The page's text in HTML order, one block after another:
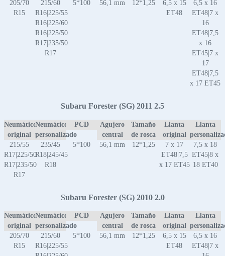
205/70
R15
215/60
R16|225/55
R16|225/60
R16|225/50
R17|235/50
R17
5*100 56,1 mm 12*1,25
6,5 x 15
ET48
6,5 x 16
ET48|7 x
16
ET48|7,5
x 16
ET45|7 x
17
ET48|7,5
x 17 ET45
Subaru Forester (SG) 2011 2.5
Neumático
original
Neumático
personalizado
PCD
Agujero
central
Tamaño
de rosca
Llanta
original
Llanta
215/55
R17|225/50
R17|235/50
R17
235/45
R18|245/45
R18
5*100 56,1 mm 12*1,25
7 x 17
ET48|7,5
x 17 ET45
7,5 x 18
ET45|8 x
18 ET40
Subaru Forester (SG) 2010 2.0
Neumático
original
Neumático
personalizado
PCD
Agujero
central
Tamaño
de rosca
Llanta
original
Llanta
205/70
R15
215/60
R16|225/55
5*100 56,1 mm 12*1,25
6,5 x 15
ET48
6,5 x 16
ET48|7 x